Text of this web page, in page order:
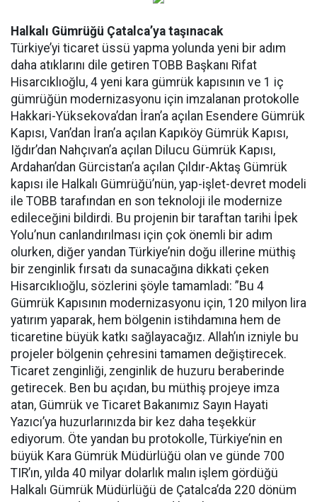
Halkalı Gümrüğü Çatalca’ya taşınacak
Türkiye’yi ticaret üssü yapma yolunda yeni bir adım
daha atıklarını dile getiren TOBB Başkanı Rifat
Hisarcıklıoğlu, 4 yeni kara gümrük kapısının ve 1 iç
gümrüğün modernizasyonu için imzalanan protokolle
Hakkari-Yüksekova’dan İran’a açılan Esendere Gümrük
Kapısı, Van’dan İran’a açılan Kapıköy Gümrük Kapısı,
Iğdır’dan Nahçıvan’a açılan Dilucu Gümrük Kapısı,
Ardahan’dan Gürcistan’a açılan Çıldır-Aktaş Gümrük
kapısı ile Halkalı Gümrüğü’nün, yap-işlet-devret modeli
ile TOBB tarafından en son teknoloji ile modernize
edileceğini bildirdi. Bu projenin bir taraftan tarihi İpek
Yolu’nun canlandırılması için çok önemli bir adım
olurken, diğer yandan Türkiye’nin doğu illerine müthiş
bir zenginlik fırsatı da sunacağına dikkati çeken
Hisarcıklıoğlu, sözlerini şöyle tamamladı: ”Bu 4
Gümrük Kapısının modernizasyonu için, 120 milyon lira
yatırım yaparak, hem bölgenin istihdamına hem de
ticaretine büyük katkı sağlayacağız. Allah’ın izniyle bu
projeler bölgenin çehresini tamamen değiştirecek.
Ticaret zenginliği, zenginlik de huzuru beraberinde
getirecek. Ben bu açıdan, bu müthiş projeye imza
atan, Gümrük ve Ticaret Bakanımız Sayın Hayati
Yazıcı’ya huzurlarınızda bir kez daha teşekkür
ediyorum. Öte yandan bu protokolle, Türkiye’nin en
büyük Kara Gümrük Müdürlüğü olan ve günde 700
TIR’ın, yılda 40 milyar dolarlık malın işlem gördüğü
Halkalı Gümrük Müdürlüğü de Çatalca’da 220 dönüm